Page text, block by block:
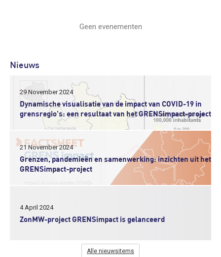
Geen evenementen
Nieuws
29 November 2024
Dynamische visualisatie van de impact van COVID-19 in
grensregio's: een resultaat van het GRENSimpact-project
21 November 2024
Grenzen, pandemieën en samenwerking: inzichten uit het
GRENSimpact-project
4 April 2024
ZonMW-project GRENSimpact is gelanceerd
Alle nieuwsitems